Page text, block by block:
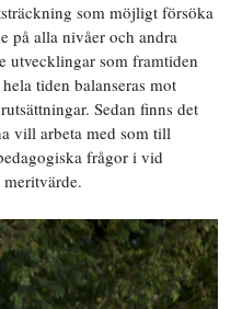
som möjligt försöka
på alla nivåer och andra
utvecklingar som framtiden
tiden balanseras mot
Sedan finns det
vill arbeta med som till
frågor i vid